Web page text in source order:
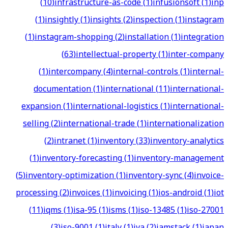
(1)insightly(1)insights(2)inspection(1)instagram
(1)instagram-shopping(2)installation(1)integration
(63)intellectual-property(1)inter-company
(1)intercompany(4)internal-controls(1)internal-
documentation(1)international(11)international-
expansion(1)international-logistics(1)international-
selling(2)international-trade(1)internationalization
(2)intranet(1)inventory(33)inventory-analytics
(1)inventory-forecasting(1)inventory-management
(5)inventory-optimization(1)inventory-sync(4)invoice-
processing(2)invoices(1)invoicing(1)ios-android(1)iot
(11)iqms(1)isa-95(1)isms(1)iso-13485(1)iso-27001